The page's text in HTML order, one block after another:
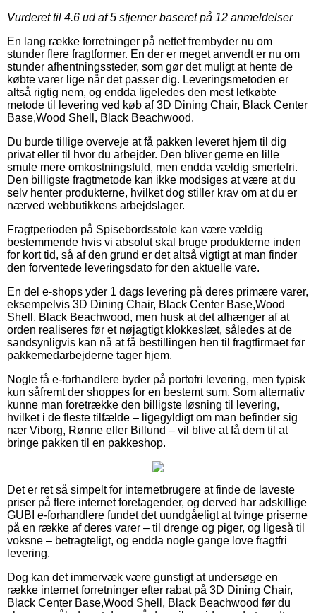
Vurderet til 4.6 ud af 5 stjerner baseret på 12 anmeldelser
En lang række forretninger på nettet frembyder nu om
stunder flere fragtformer. En der er meget anvendt er nu om
stunder afhentningssteder, som gør det muligt at hente de
købte varer lige når det passer dig. Leveringsmetoden er
altså rigtig nem, og endda ligeledes den mest letkøbte
metode til levering ved køb af 3D Dining Chair, Black Center
Base,Wood Shell, Black Beachwood.
Du burde tillige overveje at få pakken leveret hjem til dig
privat eller til hvor du arbejder. Den bliver gerne en lille
smule mere omkostningsfuld, men endda vældig smertefri.
Den billigste fragtmetode kan ikke modsiges at være at du
selv henter produkterne, hvilket dog stiller krav om at du er
nærved webbutikkens arbejdslager.
Fragtperioden på Spisebordsstole kan være vældig
bestemmende hvis vi absolut skal bruge produkterne inden
for kort tid, så af den grund er det altså vigtigt at man finder
den forventede leveringsdato for den aktuelle vare.
En del e-shops yder 1 dags levering på deres primære varer,
eksempelvis 3D Dining Chair, Black Center Base,Wood
Shell, Black Beachwood, men husk at det afhænger af at
orden realiseres før et nøjagtigt klokkeslæt, således at de
sandsynligvis kan nå at få bestillingen hen til fragtfirmaet før
pakkemedarbejderne tager hjem.
Nogle få e-forhandlere byder på portofri levering, men typisk
kun såfremt der shoppes for en bestemt sum. Som alternativ
kunne man foretrække den billigste løsning til levering,
hvilket i de fleste tilfælde – ligegyldigt om man befinder sig
nær Viborg, Rønne eller Billund – vil blive at få dem til at
bringe pakken til en pakkeshop.
Det er ret så simpelt for internetbrugere at finde de laveste
priser på flere internet foretagender, og derved har adskillige
GUBI e-forhandlere fundet det uundgåeligt at tvinge priserne
på en række af deres varer – til drenge og piger, og ligeså til
voksne – betragteligt, og endda nogle gange love fragtfri
levering.
Dog kan det immervæk være gunstigt at undersøge en
række internet forretninger efter rabat på 3D Dining Chair,
Black Center Base,Wood Shell, Black Beachwood før du